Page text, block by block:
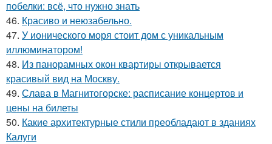
побелки: всё, что нужно знать
46. Красиво и неюзабельно.
47. У ионического моря стоит дом с уникальным
иллюминатором!
48. Из панорамных окон квартиры открывается
красивый вид на Москву.
49. Слава в Магнитогорске: расписание концертов и
цены на билеты
50. Какие архитектурные стили преобладают в зданиях
Калуги